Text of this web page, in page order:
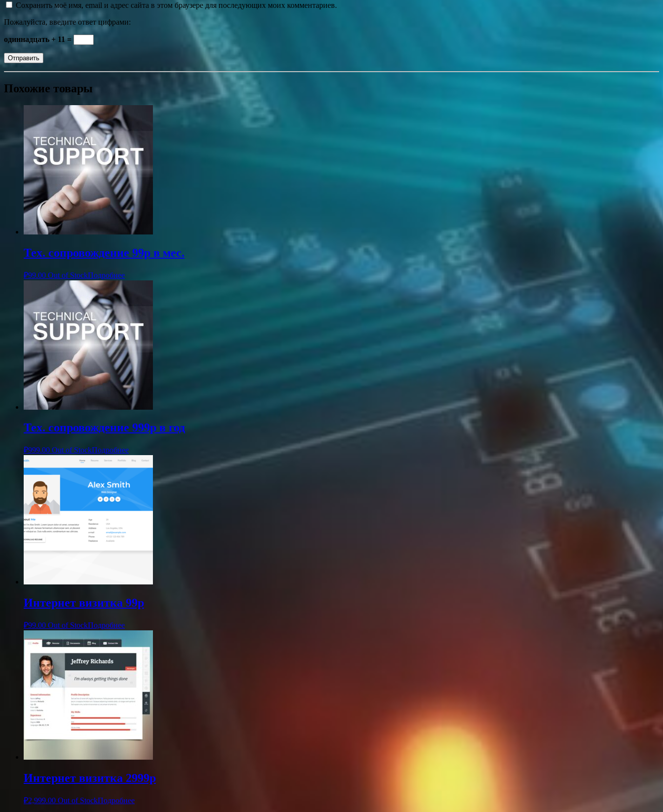
Сохранить моё имя, email и адрес сайта в этом браузере для последующих моих комментариев.
Пожалуйста, введите ответ цифрами:
одиннадцать + 11 =
Похожие товары
Тех. сопровождение 99р в мес.
₽99.00 Out of StockПодробнее
Тех. сопровождение 999р в год
₽999.00 Out of StockПодробнее
Интернет визитка 99р
₽99.00 Out of StockПодробнее
Интернет визитка 2999р
₽2,999.00 Out of StockПодробнее